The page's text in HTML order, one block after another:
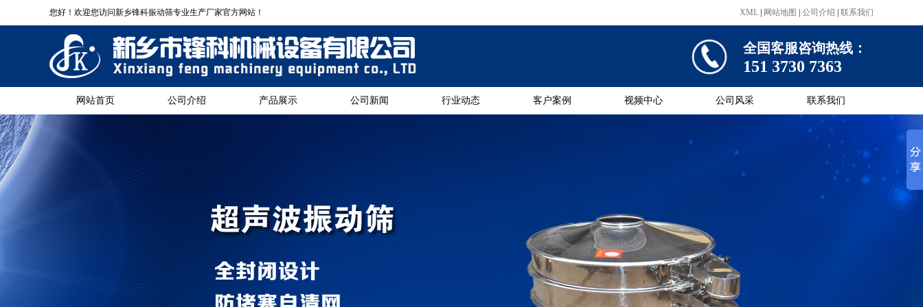
您好！欢迎您访问新乡锋科振动筛专业生产厂家官方网站！ XML 网站地图 公司介绍 联系我们
全国客服咨询热线：
151 3730 7363
网站首页 公司介绍 产品展示 公司新闻 行业动态 客户案例 视频中心 公司风采 联系我们